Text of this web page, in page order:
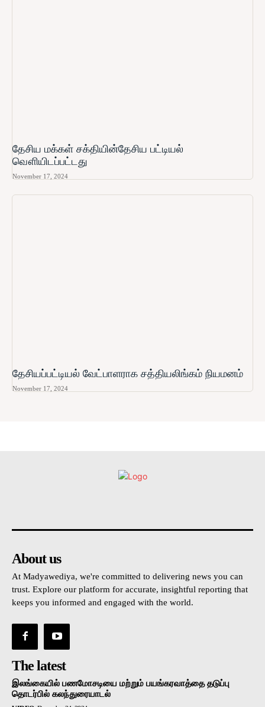
தேசிய மக்கள் சக்தியின்தேசிய பட்டியல்
வௌியிடப்பட்டது
November 17, 2024
தேசியப்பட்டியல் வேட்பாளராக சத்தியலிங்கம் நியமனம்
November 17, 2024
About us
At Madyawediya, we're committed to delivering news you can
trust. Explore our platform for accurate, insightful reporting that
keeps you informed and engaged with the world.
The latest
இலங்கையில் பணமோசடியை மற்றும் பயங்கரவாத்தை தடுப்பு
தொடர்பில் கலந்துரையாடல்